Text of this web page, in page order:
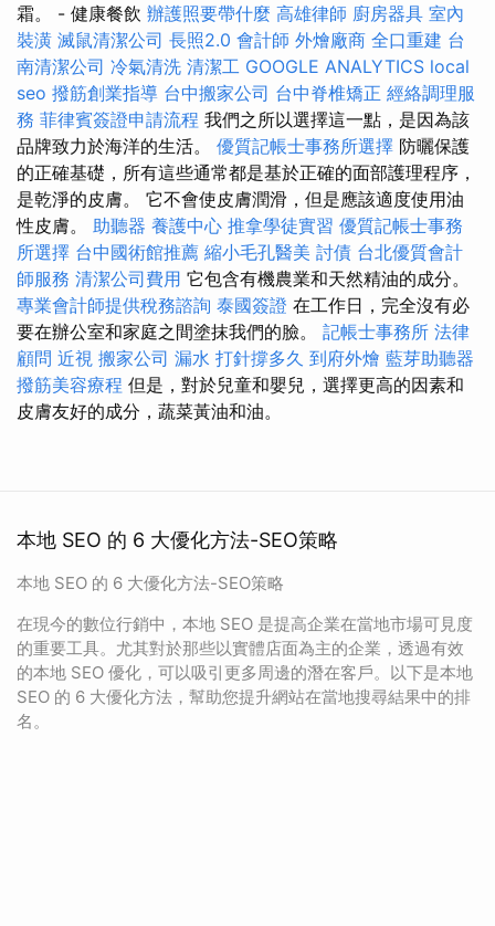
霜。 - 健康餐飲 辦護照要帶什麼 高雄律師 廚房器具 室內
裝潢 滅鼠清潔公司 長照2.0 會計師 外燴廠商 全口重建 台
南清潔公司 冷氣清洗 清潔工 GOOGLE ANALYTICS local
seo 撥筋創業指導 台中搬家公司 台中脊椎矯正 經絡調理服
務 菲律賓簽證申請流程 我們之所以選擇這一點，是因為該
品牌致力於海洋的生活。 優質記帳士事務所選擇 防曬保護
的正確基礎，所有這些通常都是基於正確的面部護理程序，
是乾淨的皮膚。 它不會使皮膚潤滑，但是應該適度使用油
性皮膚。 助聽器 養護中心 推拿學徒實習 優質記帳士事務
所選擇 台中國術館推薦 縮小毛孔醫美 討債 台北優質會計
師服務 清潔公司費用 它包含有機農業和天然精油的成分。
專業會計師提供稅務諮詢 泰國簽證 在工作日，完全沒有必
要在辦公室和家庭之間塗抹我們的臉。 記帳士事務所 法律
顧問 近視 搬家公司 漏水 打針撐多久 到府外燴 藍芽助聽器
撥筋美容療程 但是，對於兒童和嬰兒，選擇更高的因素和
皮膚友好的成分，蔬菜黃油和油。
本地 SEO 的 6 大優化方法-SEO策略
本地 SEO 的 6 大優化方法-SEO策略
在現今的數位行銷中，本地 SEO 是提高企業在當地市場可見度
的重要工具。尤其對於那些以實體店面為主的企業，透過有效
的本地 SEO 優化，可以吸引更多周邊的潛在客戶。以下是本地
SEO 的 6 大優化方法，幫助您提升網站在當地搜尋結果中的排
名。